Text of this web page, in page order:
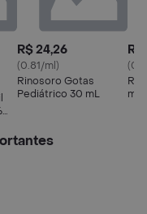
R$ 24,26
(0.81/ml)
Rinosoro Gotas
Pediátrico 30 mL
R$
mL